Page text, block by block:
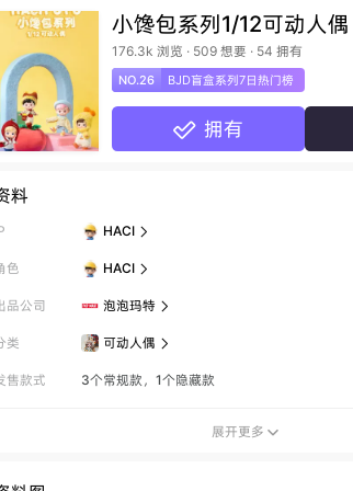
小馋包系列1/12可动人偶
176.3k 浏览 · 509 想要 · 54 拥有
NO.26 BJD盲盒系列7日热门榜
 拥有
料
HACI 
色 HACI 
品公司 泡泡玛特 
类 可动人偶 
售款式 3个常规款，1个隐藏款
展开更多 